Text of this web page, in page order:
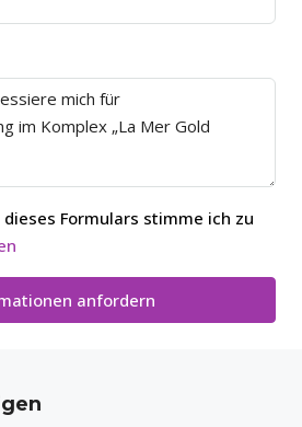
Formulars stimme ich zu
anfordern